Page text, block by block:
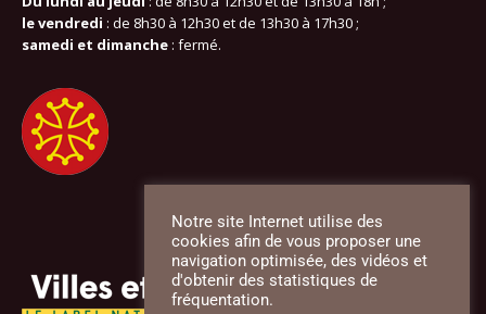
le vendredi : de 8h30 à 12h30 et de 13h30 à 17h30 ;
samedi et dimanche : fermé.
Notre site Internet utilise des
cookies afin de vous proposer une
navigation optimisée, des vidéos et
d'obtenir des statistiques de
fréquentation.